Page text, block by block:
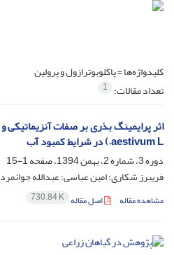
کلیدواژه‌ها =پاکلوبوترازول و پرولین
تعداد مقالات: 1
aestivum L.) در شرایط کمبود آب
دوره 3، شماره 2، بهمن 1394، صفحه
1-15
فریبرز شکاری؛ امین عباسی؛ عبدالله جوانمرد
مشاهده مقاله اصل مقاله 730.84 K